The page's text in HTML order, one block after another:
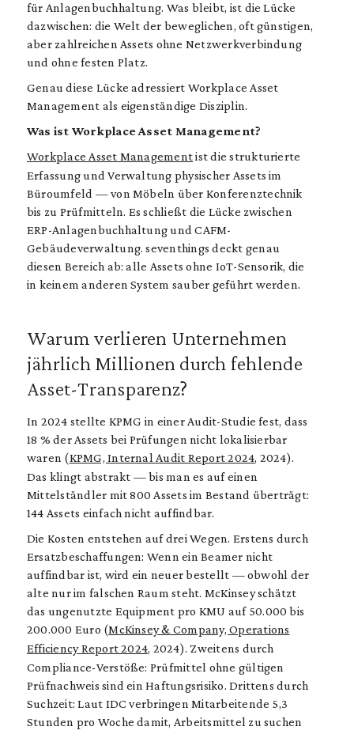
für Anlagenbuchhaltung. Was bleibt, ist die Lücke
dazwischen: die Welt der beweglichen, oft günstigen,
aber zahlreichen Assets ohne Netzwerkverbindung
und ohne festen Platz.
Genau diese Lücke adressiert Workplace Asset
Management als eigenständige Disziplin.
Was ist Workplace Asset Management?
Workplace Asset Managementist die strukturierte
Erfassung und Verwaltung physischer Assets im
Büroumfeld — von Möbeln über Konferenztechnik
bis zu Prüfmitteln. Es schließt die Lücke zwischen
ERP-Anlagenbuchhaltung und CAFM-
Gebäudeverwaltung. seventhings deckt genau
diesen Bereich ab: alle Assets ohne IoT-Sensorik, die
in keinem anderen System sauber geführt werden.
Warum verlieren Unternehmen
jährlich Millionen durch fehlende
Asset-Transparenz?
In 2024 stellte KPMG in einer Audit-Studie fest, dass
18 % der Assets bei Prüfungen nicht lokalisierbar
waren (KPMG, Internal Audit Report 2024, 2024).
Das klingt abstrakt — bis man es auf einen
Mittelständler mit 800 Assets im Bestand überträgt:
144 Assets einfach nicht auffindbar.
Die Kosten entstehen auf drei Wegen. Erstens durch
Ersatzbeschaffungen: Wenn ein Beamer nicht
auffindbar ist, wird ein neuer bestellt — obwohl der
alte nur im falschen Raum steht. McKinsey schätzt
das ungenutzte Equipment pro KMU auf 50.000 bis
200.000 Euro (McKinsey & Company, Operations
Efficiency Report 2024, 2024). Zweitens durch
Compliance-Verstöße: Prüfmittel ohne gültigen
Prüfnachweis sind ein Haftungsrisiko. Drittens durch
Suchzeit: Laut IDC verbringen Mitarbeitende 5,3
Stunden pro Woche damit, Arbeitsmittel zu suchen